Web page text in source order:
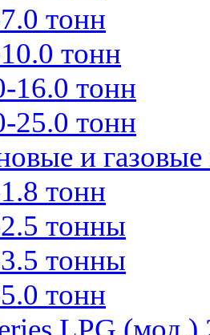
тонн
тонн
16.0 тонн
25.0 тонн
и
тонн
тонны
тонны
тонн